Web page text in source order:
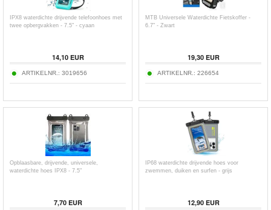
IPX8 waterdichte drijvende telefoonhoes met
twee opbergvakken - 7.5" - cyaan
14,10EUR
ARTIKELNR.: 3019656
MTB Universele Waterdichte Fietskoffer -
6.7" - Zwart
19,30EUR
ARTIKELNR.: 226654
Opblaasbare, drijvende, universele,
waterdichte hoes IPX8 - 7.5"
7,70EUR
IP68 waterdichte drijvende hoes voor
zwemmen, duiken en surfen - grijs
12,90EUR